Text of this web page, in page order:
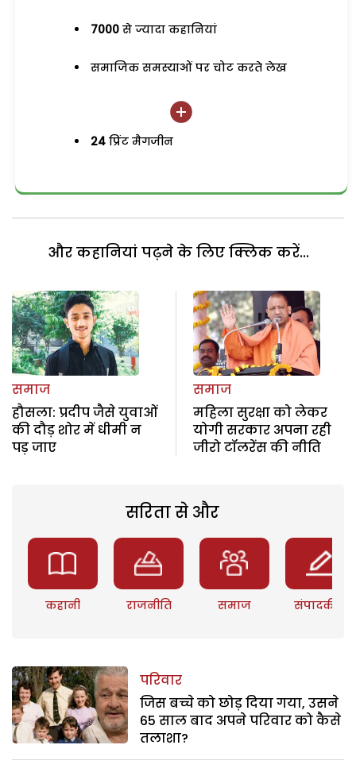
7000 से ज्यादा कहानियां
समाजिक समस्याओं पर चोट करते लेख
24 प्रिंट मैगजीन
और कहानियां पढ़ने के लिए क्लिक करें...
समाज
हौसला: प्रदीप जैसे युवाओं
की दौड़ शोर में धीमी न
पड़ जाए
समाज
महिला सुरक्षा को लेकर
योगी सरकार अपना रही
जीरो टॉलरेंस की नीति
सरिता से और
कहानी राजनीति समाज संपादकीय
परिवार
जिस बच्चे को छोड़ दिया गया, उसने
65 साल बाद अपने परिवार को कैसे
तलाशा?